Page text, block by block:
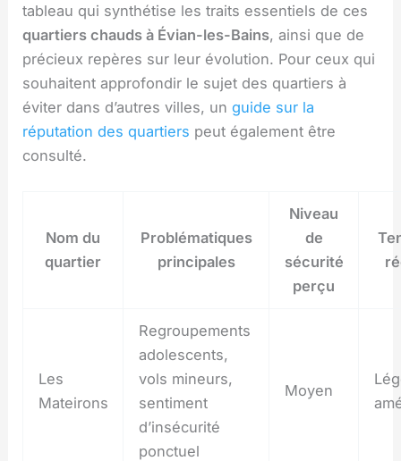
tableau qui synthétise les traits essentiels de ces
quartiers chauds à Évian-les-Bains, ainsi que de
précieux repères sur leur évolution. Pour ceux qui
souhaitent approfondir le sujet des quartiers à
éviter dans d’autres villes, unguide sur la
réputation des quartiers peut également être
consulté.
Nom du
quartier
Problématiques
principales
Niveau
de
sécurité
perçu
Les
Mateirons
Regroupements
adolescents,
vols mineurs,
sentiment
d’insécurité
ponctuel
Moyen